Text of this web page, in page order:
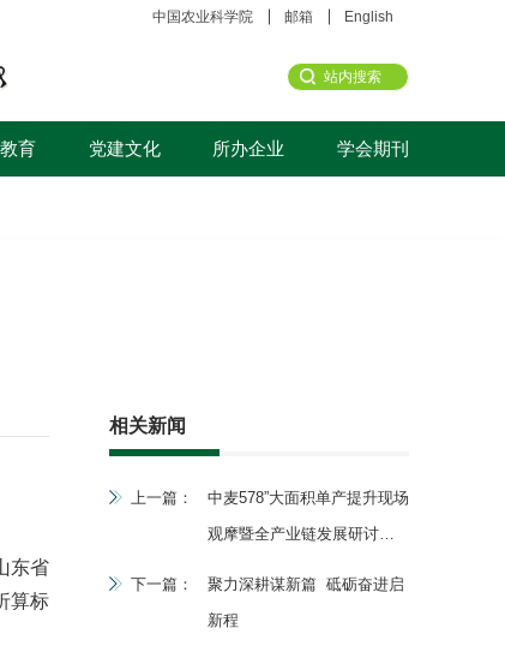
中国农业科学院 邮箱 English
育 党建文化 所办企业 学会期刊
东省
算标
相关新闻
上一篇：
中麦578”大面积单产提升现场
观摩暨全产业链发展研讨会
下一篇：
聚力深耕谋新篇 砥砺奋进启
新程